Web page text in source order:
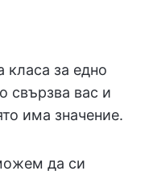
класа за едно
свързва вас и
има значение.
да си